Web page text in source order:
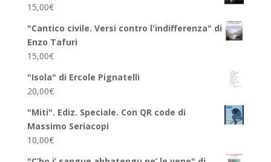
15,00€
"Cantico civile. Versi contro l'indifferenza" di
Enzo Tafuri
15,00€
"Isola" di Ercole Pignatelli
20,00€
"Miti". Ediz. Speciale. Con QR code di
Massimo Seriacopi
10,00€